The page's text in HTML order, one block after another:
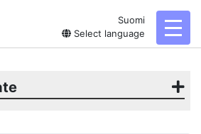
Suomi
Select language